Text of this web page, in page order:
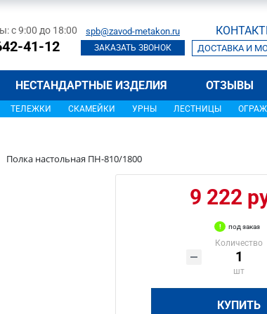
с 9:00 до 18:00
41-12
spb@zavod-metakon.ru
ЗАКАЗАТЬ ЗВОНОК ДОСТАВКА И
НЕСТАНДАРТНЫЕ ИЗДЕЛИЯ ОТЗЫВЫ
ТЕЛЕЖКИ СКАМЕЙКИ УРНЫ ЛЕСТНИЦЫ
Полка настольная ПН-810/1800
9 222
под заказ
Количество
шт
КУПИТЬ